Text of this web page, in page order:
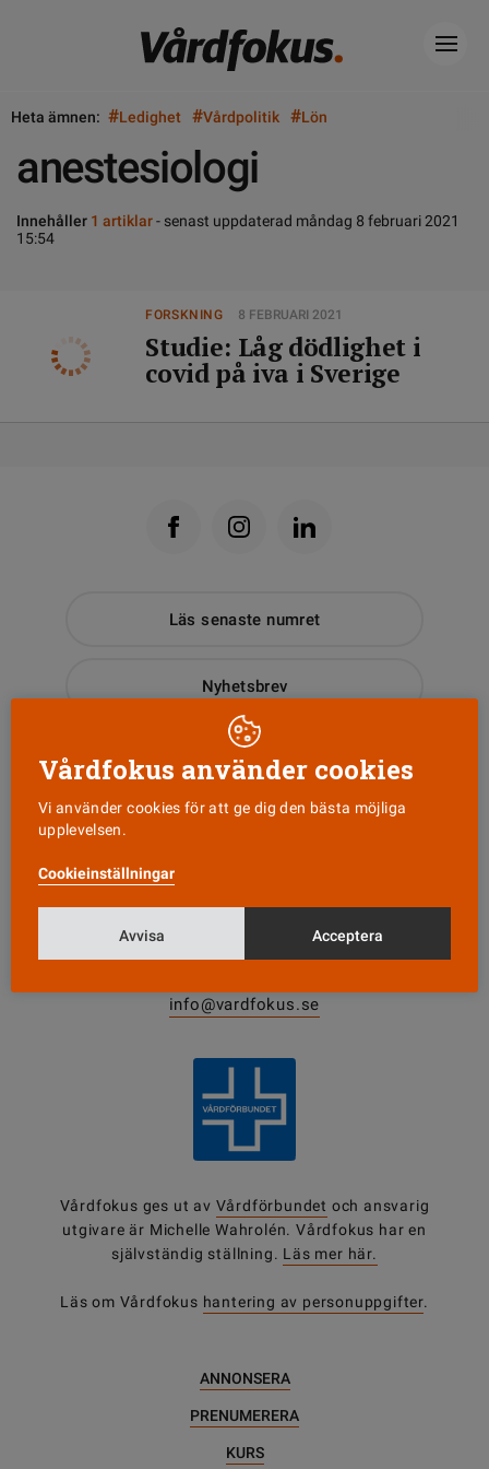
Heta ämnen: #Ledighet #Vårdpolitik #Lön
anestesiologi
Innehåller 1 artiklar- senast uppdaterad måndag 8 februari 2021
15:54
FORSKNING 8 FEBRUARI 2021
Studie: Låg dödlighet i
covid på iva i Sverige
Läs senaste numret
Nyhetsbrev
Tipsa oss!
Box 3207
103 64 Stockholm
info@vardfokus.se
Vårdfokus ges ut av Vårdförbundet och ansvarig
utgivare är Michelle Wahrolén. Vårdfokus har en
självständig ställning. Läs mer här.
Läs om Vårdfokus hantering av personuppgifter.
ANNONSERA
PRENUMERERA
KURS
Vårdfokus använder cookies
Vi använder cookies för att ge dig den bästa möjliga
upplevelsen.
Cookieinställningar
Avvisa Acceptera